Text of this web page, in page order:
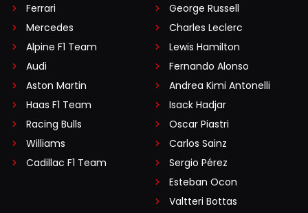
Ferrari
Mercedes
Alpine F1 Team
Audi
Aston Martin
Haas F1 Team
Racing Bulls
Williams
Cadillac F1 Team
George Russell
Charles Leclerc
Lewis Hamilton
Fernando Alonso
Andrea Kimi Antonelli
Isack Hadjar
Oscar Piastri
Carlos Sainz
Sergio Pérez
Esteban Ocon
Valtteri Bottas